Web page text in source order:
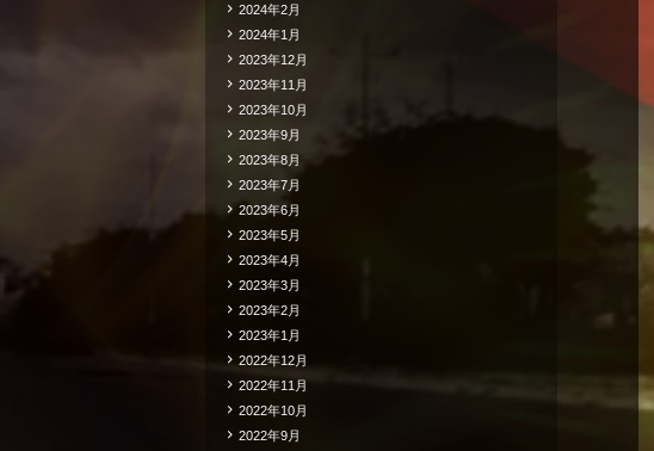
2024年2月
2024年1月
2023年12月
2023年11月
2023年10月
2023年9月
2023年8月
2023年7月
2023年6月
2023年5月
2023年4月
2023年3月
2023年2月
2023年1月
2022年12月
2022年11月
2022年10月
2022年9月